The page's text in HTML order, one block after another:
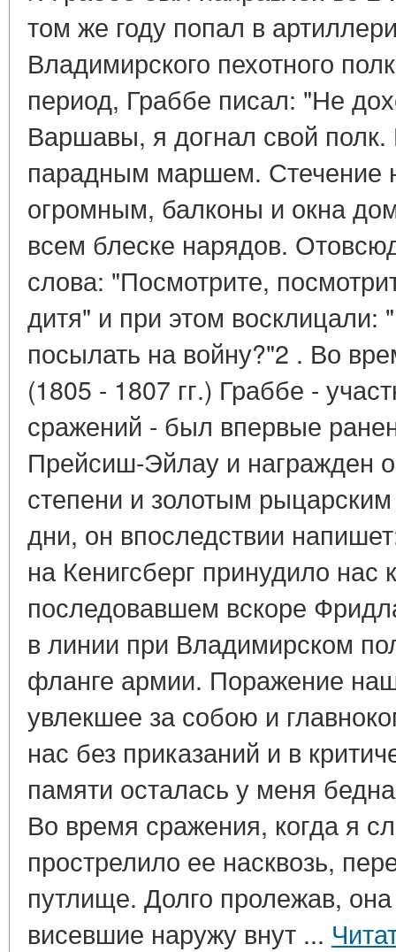
том же году попал в
Владимирского пехотного
период, Граббе писал: "Не
Варшавы, я догнал свой
парадным маршем. Стечение
огромным, балконы и окна
всем блеске нарядов.
слова: "Посмотрите,
дитя" и при этом восклицали:
посылать на войну?"2 . Во
(1805 - 1807 гг.) Граббе -
сражений - был впервые
Прейсиш-Эйлау и награжден
степени и золотым
дни, он впоследствии
на Кенигсберг принудило нас
последовавшем вскоре
в линии при Владимирском
фланге армии. Поражение
увлекшее за собою и
нас без приказаний и в
памяти осталась у меня
Во время сражения, когда я
прострелило ее насквозь,
путлище. Долго пролежав,
висевшие наружу внут ...